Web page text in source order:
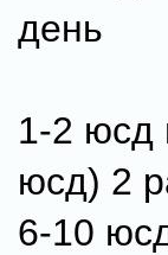
день
1-2 юсд
юсд) 2
6-10